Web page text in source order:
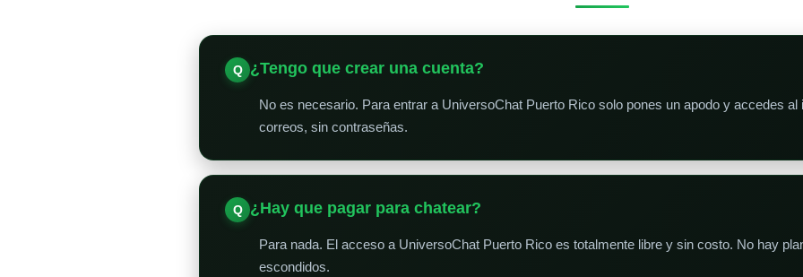
¿Tengo que crear una cuenta?
No es necesario. Para entrar a UniversoChat Puerto Rico solo pones un apodo y accedes
correos, sin contraseñas.
¿Hay que pagar para chatear?
Para nada. El acceso a UniversoChat Puerto Rico es totalmente libre y sin costo. No hay
escondidos.